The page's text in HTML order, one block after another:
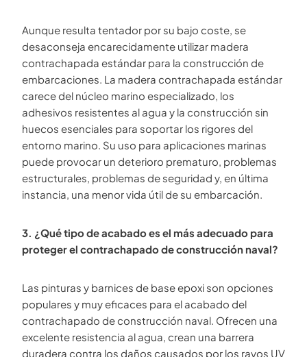
Aunque resulta tentador por su bajo coste, se
desaconseja encarecidamente utilizar madera
contrachapada estándar para la construcción de
embarcaciones. La madera contrachapada estándar
carece del núcleo marino especializado, los
adhesivos resistentes al agua y la construcción sin
huecos esenciales para soportar los rigores del
entorno marino. Su uso para aplicaciones marinas
puede provocar un deterioro prematuro, problemas
estructurales, problemas de seguridad y, en última
instancia, una menor vida útil de su embarcación.
3. ¿Qué tipo de acabado es el más adecuado para
proteger el contrachapado de construcción naval?
Las pinturas y barnices de base epoxi son opciones
populares y muy eficaces para el acabado del
contrachapado de construcción naval. Ofrecen una
excelente resistencia al agua, crean una barrera
duradera contra los daños causados por los rayos UV